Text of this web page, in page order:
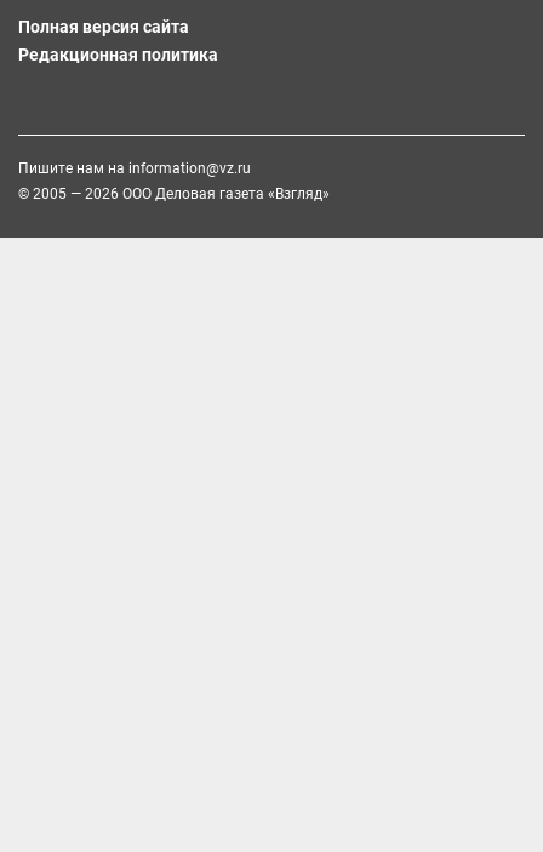
Полная версия сайта
Редакционная политика
Пишите нам на information@vz.ru
© 2005 — 2026 ООО Деловая газета «Взгляд»